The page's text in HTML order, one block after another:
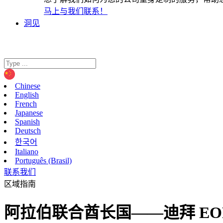
马上与我们联系！
洞见
Chinese
English
French
Japanese
Spanish
Deutsch
한국어
Italiano
Português (Brasil)
联系我们
区域指南
阿拉伯联合酋长国——迪拜